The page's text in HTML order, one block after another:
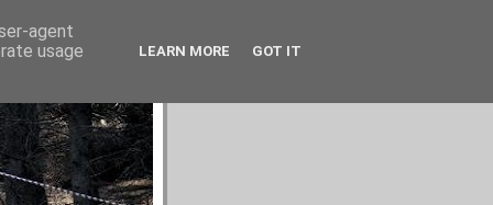
agent
usage
LEARN MORE GOT IT